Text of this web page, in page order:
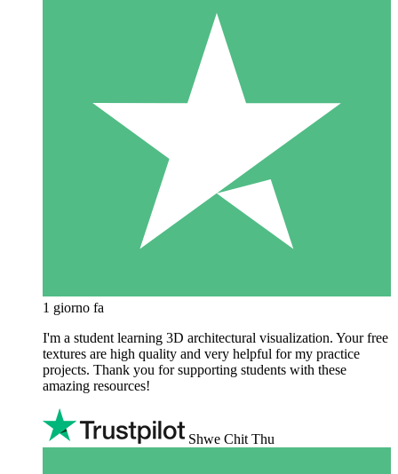
1 giorno fa
I'm a student learning 3D architectural visualization. Your free
textures are high quality and very helpful for my practice
projects. Thank you for supporting students with these
amazing resources!
Shwe Chit Thu